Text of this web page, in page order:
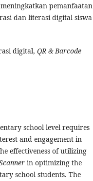
pemanfaatan
dan literasi digital siswa
digital, QR & Barcode
school level requires
and engagement in
effectiveness of utilizing
in optimizing the
school students. The